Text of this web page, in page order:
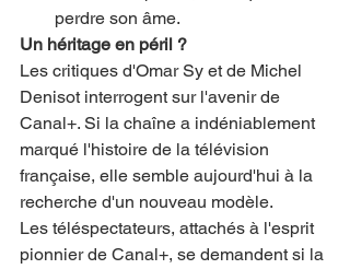
perdre son âme.
Un héritage en péril ?
Les critiques d'Omar Sy et de Michel
Denisot interrogent sur l'avenir de
Canal+. Si la chaîne a indéniablement
marqué l'histoire de la télévision
française, elle semble aujourd'hui à la
recherche d'un nouveau modèle.
Les téléspectateurs, attachés à l'esprit
pionnier de Canal+, se demandent si la